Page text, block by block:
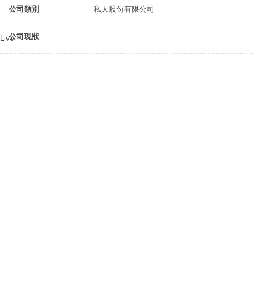
公司類別 私人股份有限公司
公司現狀
Live